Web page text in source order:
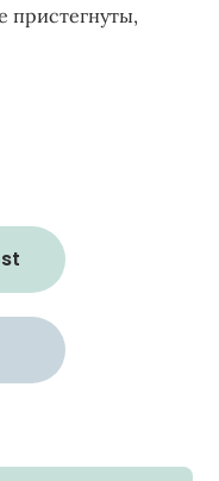
пристегнуты,